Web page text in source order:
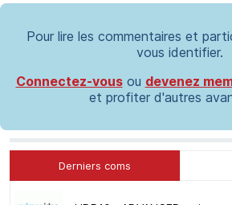
Pour lire les commentaires et
vous identifier.
Connectez-vousou devenez
et profiter d'autres
Derniers coms